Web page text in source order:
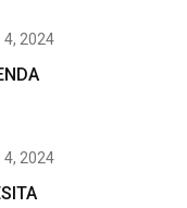
4, 2024
4, 2024